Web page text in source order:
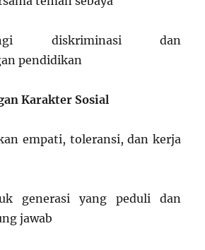
diskriminasi dan
pendidikan
Karakter Sosial
empati, toleransi, dan kerja
generasi yang peduli dan
jawab